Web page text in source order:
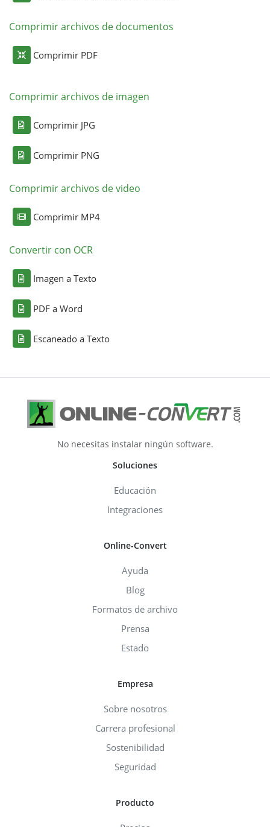
Comprimir archivos de documentos
Comprimir PDF
Comprimir archivos de imagen
Comprimir JPG
Comprimir PNG
Comprimir archivos de video
Comprimir MP4
Convertir con OCR
Imagen a Texto
PDF a Word
Escaneado a Texto
No necesitas instalar ningún software.
Soluciones
Educación
Integraciones
Online-Convert
Ayuda
Blog
Formatos de archivo
Prensa
Estado
Empresa
Sobre nosotros
Carrera profesional
Sostenibilidad
Seguridad
Producto